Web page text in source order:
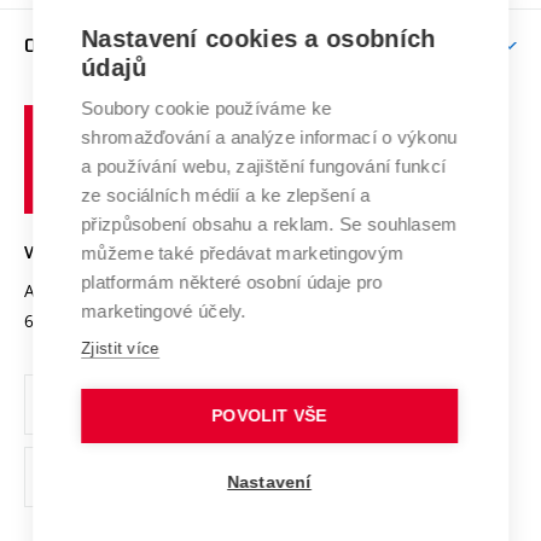
E-přihláška
Závěrečné práce
Doktorské studium
Studium bez bariér
Podpora podnikání
Mezinárodní vědecká rada
Systém zajišťování kvality výzkumu
Výzkumné infrastruktury
Transfer znalostí
Open Science
Projekty
Projekty ze strukturálních fondů
Specifický výzkum
Zahraniční spolupráce
Spolupráce se školami
Služby univerzity
Mezinárodní dohody
Univerzitní sítě
O UNIVERZITĚ
Profil univerzity
Udržitelná univerzita
Podnikavá univerzita / ContriBUTe
Bezpečná univerzita
Vyznamenání
Organizační struktura
Ochrana osobních údajů
odkaz)
učení
technické
VYSOKÉ UČENÍ TECHNICKÉ V BRNĚ
Antonínská 548/1
602 00 Brno
www.vut.cz
vut@vutbr.cz
Nastavení cookies a osobních
údajů
Soubory cookie používáme ke
shromažďování a analýze informací o výkonu
a používání webu, zajištění fungování funkcí
ze sociálních médií a ke zlepšení a
přizpůsobení obsahu a reklam. Se souhlasem
můžeme také předávat marketingovým
platformám některé osobní údaje pro
marketingové účely.
Zjistit více
POVOLIT VŠE
Nastavení